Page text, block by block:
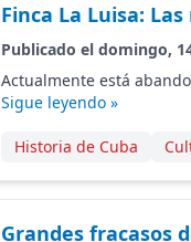
Finca La Luisa:
Publicado el domingo,
Actualmente está
Sigue leyendo »
Historia de Cuba
Grandes fracasos